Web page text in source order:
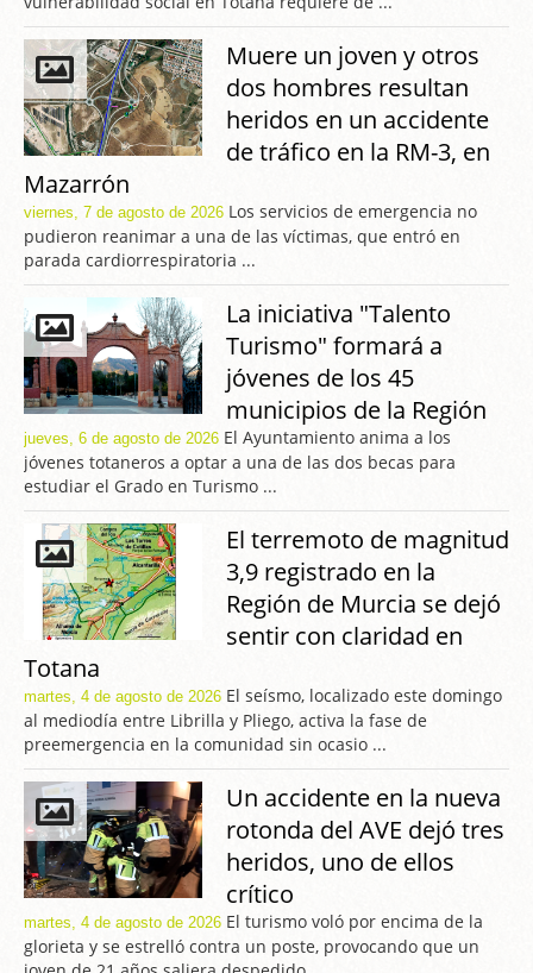
Muere un joven y otros
dos hombres resultan
heridos en un accidente
de tráfico en la RM-3, en
Mazarrón
viernes, 7 de agosto de 2026 Los servicios de emergencia no
pudieron reanimar a una de las víctimas, que entró en
parada cardiorrespiratoria ...
La iniciativa "Talento
Turismo" formará a
jóvenes de los 45
municipios de la Región
jueves, 6 de agosto de 2026 El Ayuntamiento anima a los
jóvenes totaneros a optar a una de las dos becas para
estudiar el Grado en Turismo ...
El terremoto de magnitud
3,9 registrado en la
Región de Murcia se dejó
sentir con claridad en
Totana
martes, 4 de agosto de 2026 El seísmo, localizado este domingo
al mediodía entre Librilla y Pliego, activa la fase de
preemergencia en la comunidad sin ocasio ...
Un accidente en la nueva
rotonda del AVE dejó tres
heridos, uno de ellos
crítico
martes, 4 de agosto de 2026 El turismo voló por encima de la
glorieta y se estrelló contra un poste, provocando que un